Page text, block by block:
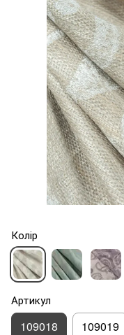
Колір
Артикул
109018 109019